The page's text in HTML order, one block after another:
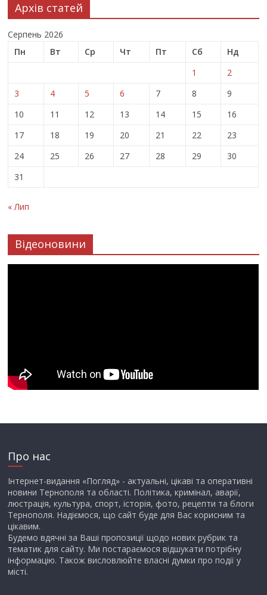
Архів статей
Серпень 2026
Пн
Вт Ср Чт Пт Сб
Нд
1
2
3
4 5 6 7 8
9
10
11 12 13 14 15
16
17
18 19 20 21 22
23
24
25 26 27 28 29
30
31
« Лип
Відеоновини
Про нас
Інтернет-видання «Погляд» - актуальні, цікаві та оперативні
новини Тернополя та області. Політика, кримінал, аварії,
люстрація, культура, спорт, історія, фото, рецепти та блоги
Тернополя. Надіємося, що сайт буде для Вас корисним та
цікавим.
Будемо вдячні за Ваші пропозиції щодо нових рубрик та
тематик для сайту. Ми постараємося відшукати потрібну
інформацію. Також висловлюйте власні думки про події у
місті.